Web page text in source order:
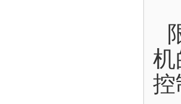
机
控